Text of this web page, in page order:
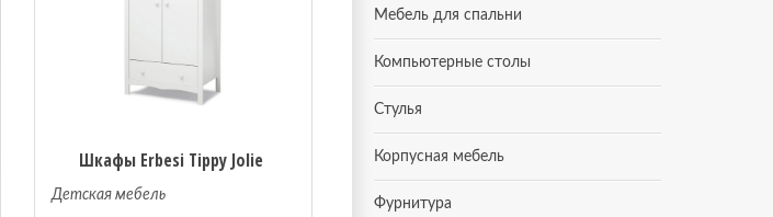
Шкафы Erbesi Tippy Jolie
Детская мебель
Мебель для спальни
Компьютерные столы
Стулья
Корпусная мебель
Фурнитура